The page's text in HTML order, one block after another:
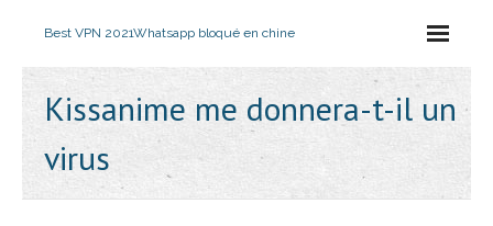
Best VPN 2021Whatsapp bloqué en chine
Kissanime me donnera-t-il un
virus